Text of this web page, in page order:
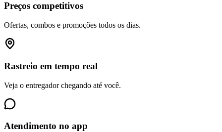
Preços competitivos
Ofertas, combos e promoções todos os dias.
Rastreio em tempo real
Veja o entregador chegando até você.
Atendimento no app